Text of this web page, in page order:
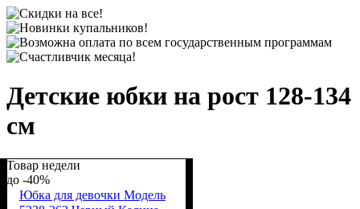
Детские юбки на рост 128-134
см
Товар недели
-40%
Юбка для девочки Модель